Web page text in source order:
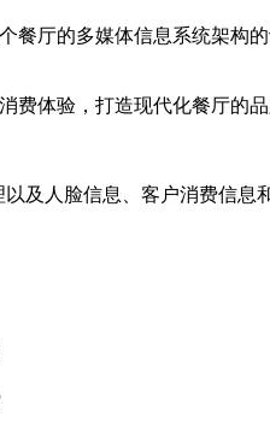
餐厅的多媒体信息系统架
费体验，打造现代化餐厅的
及人脸信息、客户消费信